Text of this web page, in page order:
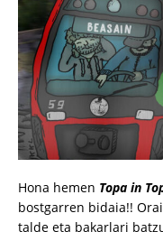
Hona hemen Topa in
bostgarren bidaia!!
talde eta bakarlari